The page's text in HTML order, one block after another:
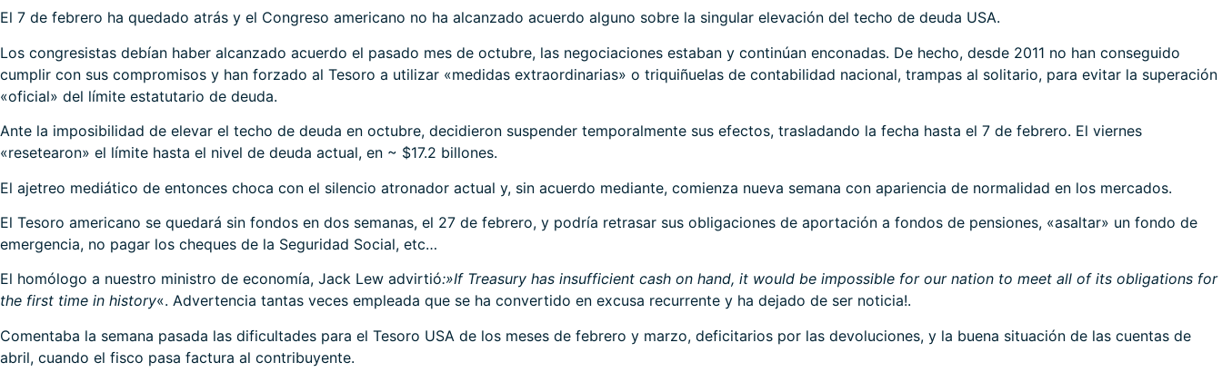
El 7 de febrero ha quedado atrás y el Congreso americano no ha alcanzado acuerdo alguno sobre la singular elevación del techo de deuda USA.
Los congresistas debían haber alcanzado acuerdo el pasado mes de octubre, las negociaciones estaban y continúan enconadas. De hecho, desde 2011 no han conseguido
cumplir con sus compromisos y han forzado al Tesoro a utilizar «medidas extraordinarias» o triquiñuelas de contabilidad nacional, trampas al solitario, para evitar la superación
«oficial» del límite estatutario de deuda.
Ante la imposibilidad de elevar el techo de deuda en octubre, decidieron suspender temporalmente sus efectos, trasladando la fecha hasta el 7 de febrero. El viernes
«resetearon» el límite hasta el nivel de deuda actual, en ~ $17.2 billones.
El ajetreo mediático de entonces choca con el silencio atronador actual y, sin acuerdo mediante, comienza nueva semana con apariencia de normalidad en los mercados.
El Tesoro americano se quedará sin fondos en dos semanas, el 27 de febrero, y podría retrasar sus obligaciones de aportación a fondos de pensiones, «asaltar» un fondo de
emergencia, no pagar los cheques de la Seguridad Social, etc…
El homólogo a nuestro ministro de economía, Jack Lew advirtió:»If Treasury has insufficient cash on hand, it would be impossible for our nation to meet all of its obligations for
the first time in history«. Advertencia tantas veces empleada que se ha convertido en excusa recurrente y ha dejado de ser noticia!.
Comentaba la semana pasada las dificultades para el Tesoro USA de los meses de febrero y marzo, deficitarios por las devoluciones, y la buena situación de las cuentas de
abril, cuando el fisco pasa factura al contribuyente.